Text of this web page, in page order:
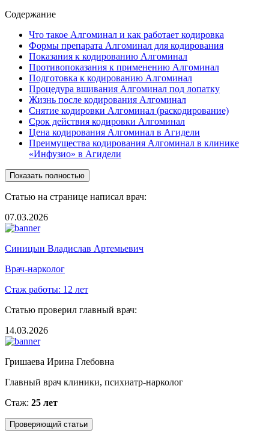
Содержание
Что такое Алгоминал и как работает кодировка
Формы препарата Алгоминал для кодирования
Показания к кодированию Алгоминал
Противопоказания к применению Алгоминал
Подготовка к кодированию Алгоминал
Процедура вшивания Алгоминал под лопатку
Жизнь после кодирования Алгоминал
Снятие кодировки Алгоминал (раскодирование)
Срок действия кодировки Алгоминал
Цена кодирования Алгоминал в Агидели
Преимущества кодирования Алгоминал в клинике
«Инфузио» в Агидели
Показать полностью
Статью на странице написал врач:
07.03.2026
Синицын Владислав Артемьевич
Врач-нарколог
Стаж работы: 12 лет
Статью проверил главный врач:
14.03.2026
Гришаева Ирина Глебовна
Главный врач клиники, психиатр-нарколог
Стаж: 25 лет
Проверяющий статьи